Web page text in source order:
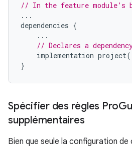
// In the feature
...
dependencies {
...
// Declares a
implementation project(
}
Spécifier des règles Pro
supplémentaires
Bien que seule la configuration